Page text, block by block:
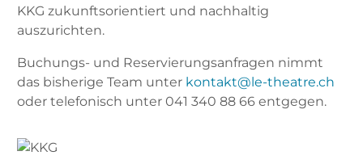
KKG zukunftsorientiert und nachhaltig
auszurichten.
Buchungs- und Reservierungsanfragen nimmt
das bisherige Team unter kontakt@le-theatre.ch
oder telefonisch unter 041 340 88 66 entgegen.